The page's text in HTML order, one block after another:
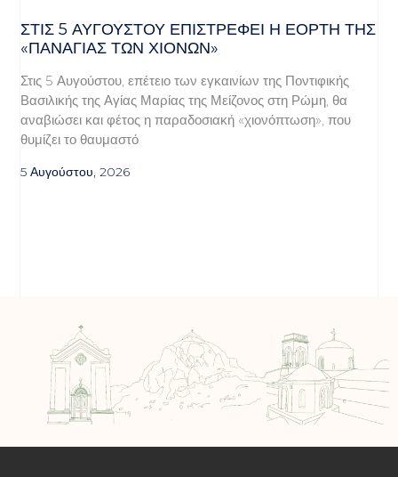
ΣΤΙΣ 5 ΑΥΓΟΎΣΤΟΥ ΕΠΙΣΤΡΈΦΕΙ Η ΕΟΡΤΉ ΤΗΣ
«ΠΑΝΑΓΊΑΣ ΤΩΝ ΧΙΌΝΩΝ»
Στις 5 Αυγούστου, επέτειο των εγκαινίων της Ποντιφικής
Βασιλικής της Αγίας Μαρίας της Μείζονος στη Ρώμη, θα
αναβιώσει και φέτος η παραδοσιακή «χιονόπτωση», που
θυμίζει το θαυμαστό
5 Αυγούστου, 2026